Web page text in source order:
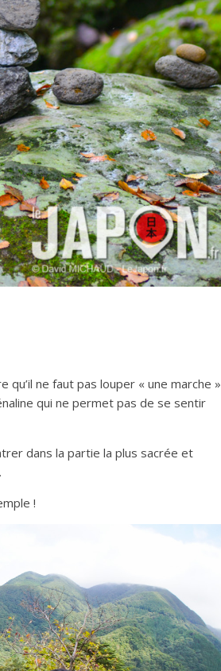
ne faut pas louper « une marche »
qui ne permet pas de se sentir
dans la partie la plus sacrée et
!